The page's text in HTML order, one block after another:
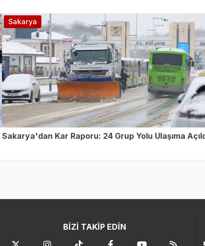
Sakarya'dan Kar Raporu: 24 Grup Yolu Ulaşıma
Sakarya
BİZİ TAKİP EDİN